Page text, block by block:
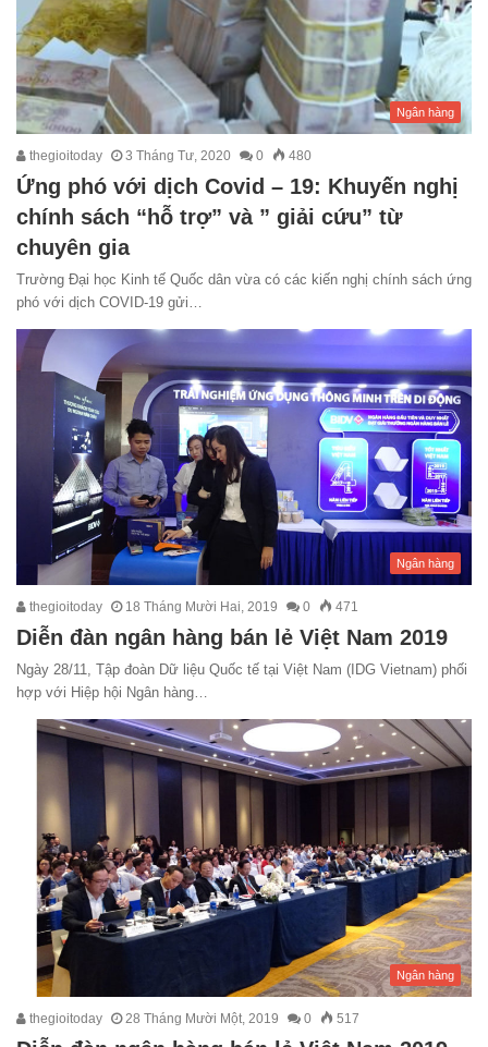
Ngân hàng
thegioitoday 3 Tháng Tư, 2020 0 480
Ứng phó với dịch Covid – 19: Khuyến nghị
chính sách “hỗ trợ” và ” giải cứu” từ
chuyên gia
Trường Đại học Kinh tế Quốc dân vừa có các kiến nghị chính sách ứng
phó với dịch COVID-19 gửi…
Ngân hàng
thegioitoday 18 Tháng Mười Hai, 2019 0 471
Diễn đàn ngân hàng bán lẻ Việt Nam 2019
Ngày 28/11, Tập đoàn Dữ liệu Quốc tế tại Việt Nam (IDG Vietnam) phối
hợp với Hiệp hội Ngân hàng…
Ngân hàng
thegioitoday 28 Tháng Mười Một, 2019 0 517